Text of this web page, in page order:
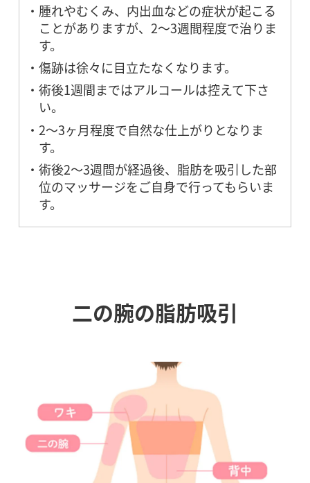
腫れやむくみ、内出血などの症状が起こる
ことがありますが、2～3週間程度で治りま
す。
傷跡は徐々に目立たなくなります。
術後1週間まではアルコールは控えて下さ
い。
2～3ヶ月程度で自然な仕上がりとなりま
す。
術後2〜3週間が経過後、脂肪を吸引した部
位のマッサージをご自身で行ってもらいま
す。
二の腕の脂肪吸引